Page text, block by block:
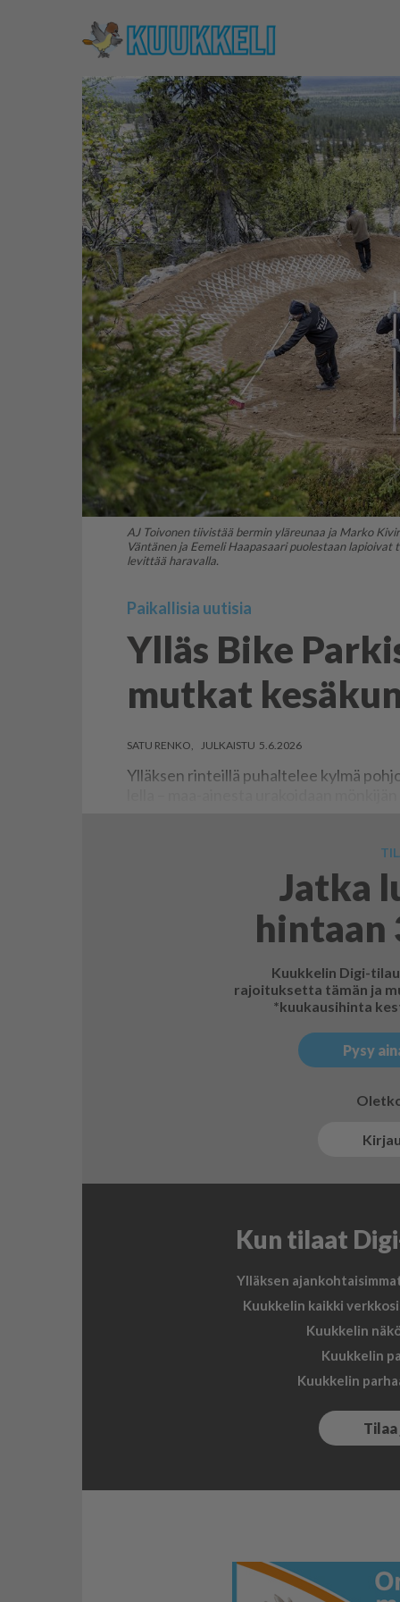
AJ Toivonen tiivistää bermin yläreunaa ja Marko
Väntänen ja Eemeli Haapasaari puolestaan
levittää haravalla.
Paikallisia uutisia
Ylläs Bike
mutkat
SATU RENKO 5.6.2026
Yl­läk­sen rin­teil­lä pu­hal­te­lee kyl­mä
Jatka
hintaan
Kuukkelin Digi-
rajoituksetta tämän ja
*kuukausihinta
Pysy
Kun tilaat
Ylläksen
Kuukkelin kaikki
Kuukkelin
Kuukkelin
Kuukkelin
Tilaa